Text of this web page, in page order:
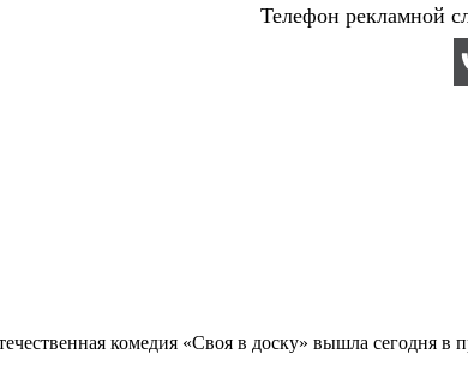
Телефон рекламной
комедия «Своя в доску» вышла сегодня в